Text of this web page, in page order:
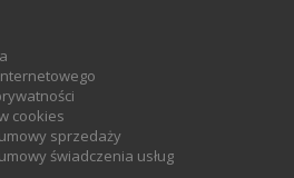
cookies
sprzedaży
świadczenia usług